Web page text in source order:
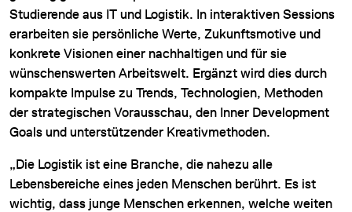
Studierende aus IT und Logistik. In interaktiven Sessions
erarbeiten sie persönliche Werte, Zukunftsmotive und
konkrete Visionen einer nachhaltigen und für sie
wünschenswerten Arbeitswelt. Ergänzt wird dies durch
kompakte Impulse zu Trends, Technologien, Methoden
der strategischen Vorausschau, den Inner Development
Goals und unterstützender Kreativmethoden.
„Die Logistik ist eine Branche, die nahezu alle
Lebensbereiche eines jeden Menschen berührt. Es ist
wichtig, dass junge Menschen erkennen, welche weiten